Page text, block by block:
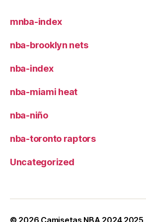
mnba-index
nba-brooklyn nets
nba-index
nba-miami heat
nba-niño
nba-toronto raptors
Uncategorized
© 2026 Camisetas NBA 2024 2025